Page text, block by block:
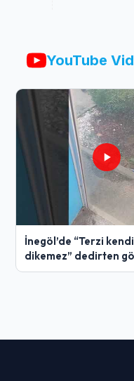
YouTube
İnegöl’de “Terzi
dikemez” dedirten